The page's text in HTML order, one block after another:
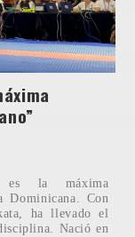
es la máxima
Dominicana. Con
ha llevado el
Nació en